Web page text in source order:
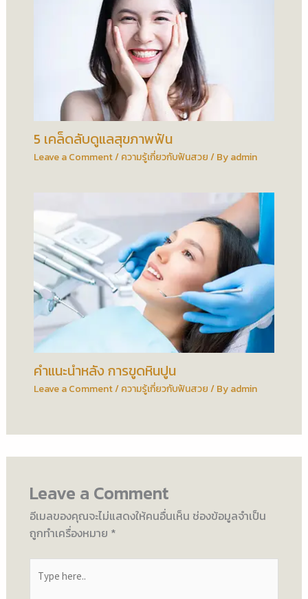
5 เคล็ดลับดูแลสุขภาพฟัน
Leave a Comment/ความรู้เกี่ยวกับฟันสวย/ Byadmin
คำแนะนำหลัง การขูดหินปูน
Leave a Comment/ความรู้เกี่ยวกับฟันสวย/ Byadmin
Leave a Comment
อีเมลของคุณจะไม่แสดงให้คนอื่นเห็น ช่องข้อมูลจำเป็น
ถูกทำเครื่องหมาย *
here..